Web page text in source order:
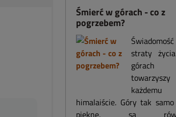
Śmierć w górach - co z
pogrzebem?
Świadomość
straty
górach
towarzyszy
każdemu
himalaiście. Góry tak
piękne, są